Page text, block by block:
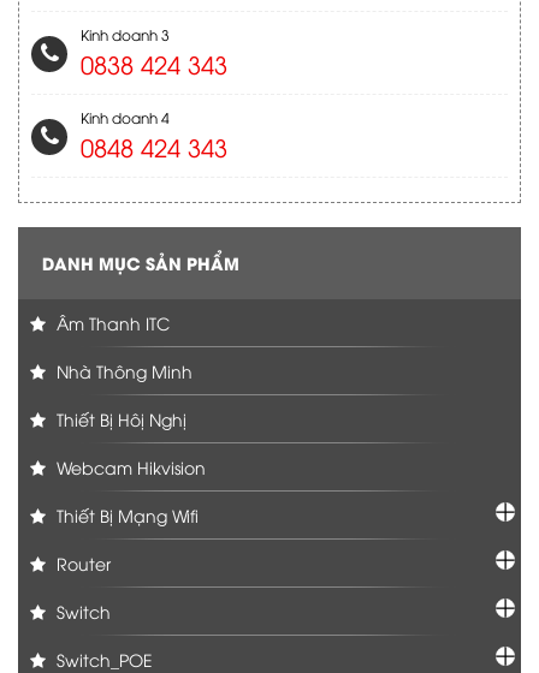
Kinh doanh 3
0838 424 343
Kinh doanh 4
0848 424 343
DANH MỤC SẢN PHẨM
Âm Thanh ITC
Nhà Thông Minh
Thiết Bị Hôị Nghị
Webcam Hikvision
Thiết Bị Mạng Wifi
Router
Switch
Switch_POE